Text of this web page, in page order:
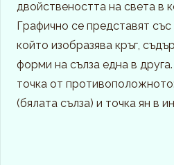
двойствеността на света в
Графично се представят със
който изобразява кръг,
форми на сълза една в
точка от
(бялата сълза) и точка ян в